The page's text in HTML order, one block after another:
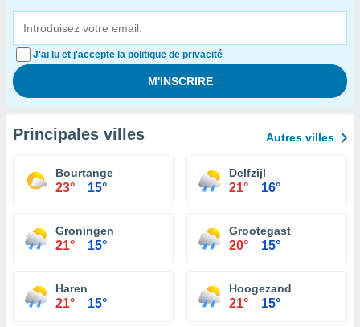
J'ai lu et j'accepte la politique de privacité
Principales villes Autres villes
Bourtange
23° 15°
Delfzijl
21° 16°
Groningen
21° 15°
Grootegast
20° 15°
Haren
21° 15°
Hoogezand
21° 15°